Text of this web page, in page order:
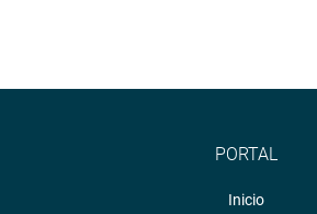
PORTAL
Inicio